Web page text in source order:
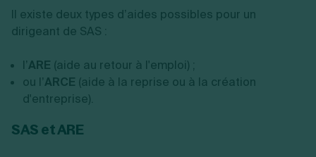
Il existe deux types d’aides possibles pour un
dirigeant de SAS :
l’ARE (aide au retour à l'emploi) ;
ou l’ARCE (aide à la reprise ou à la création
d'entreprise).
SAS et ARE